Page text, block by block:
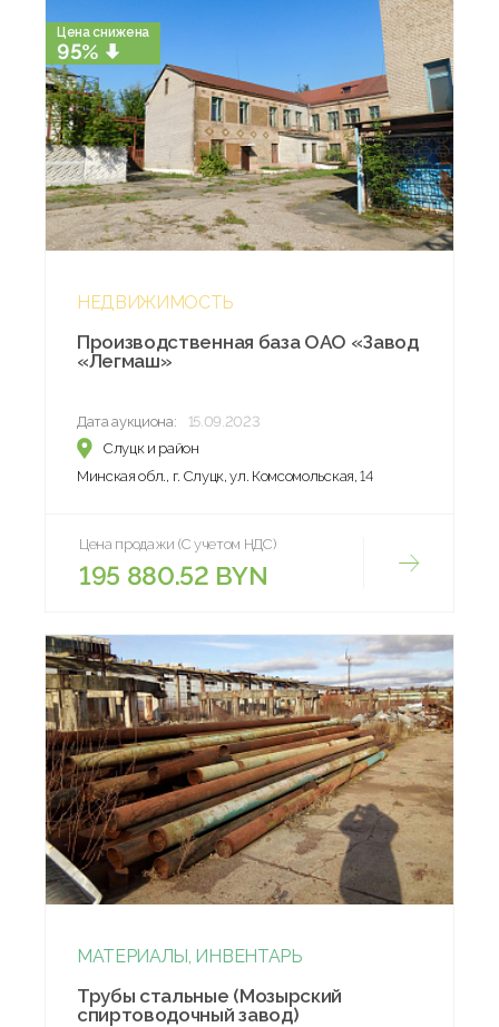
Цена снижена
95%
НЕДВИЖИМОСТЬ
Производственная база ОАО «Завод
«Легмаш»
Дата аукциона:
15.09.2023
Слуцк и район
Минская обл., г. Слуцк, ул. Комсомольская, 14
Цена продажи (С учетом НДС)
195 880.52 BYN
МАТЕРИАЛЫ, ИНВЕНТАРЬ
Трубы стальные (Мозырский
спиртоводочный завод)